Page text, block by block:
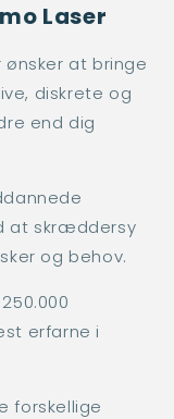
Laser
at bringe
diskrete og
end dig
at skræddersy
og behov.
erfarne i
forskellige